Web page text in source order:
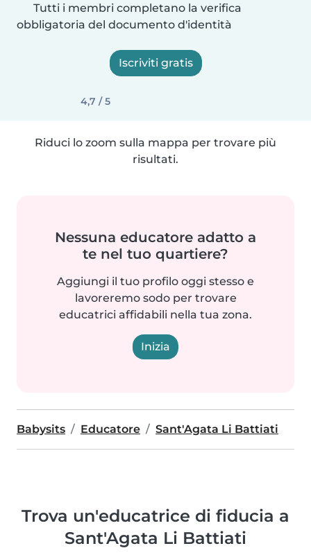
Tutti i membri completano la verifica
obbligatoria del documento d'identità
Iscriviti gratis
4,7 / 5
Riduci lo zoom sulla mappa per trovare più
risultati.
Nessuna educatore adatto a
te nel tuo quartiere?
Aggiungi il tuo profilo oggi stesso e
lavoreremo sodo per trovare
educatrici affidabili nella tua zona.
Inizia
Babysits Educatore Sant'Agata Li Battiati
Trova un'educatrice di fiducia a
Sant'Agata Li Battiati